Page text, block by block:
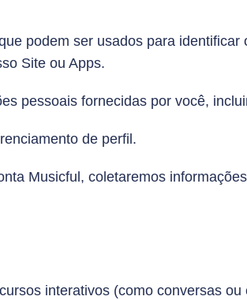
podem ser usados para
Site ou Apps.
pessoais fornecidas por você,
de perfil.
Musicful, coletaremos
interativos (como conversas